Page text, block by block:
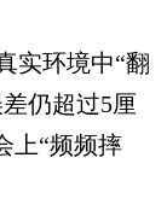
实环境中“翻
仍超过5厘
上“频频摔